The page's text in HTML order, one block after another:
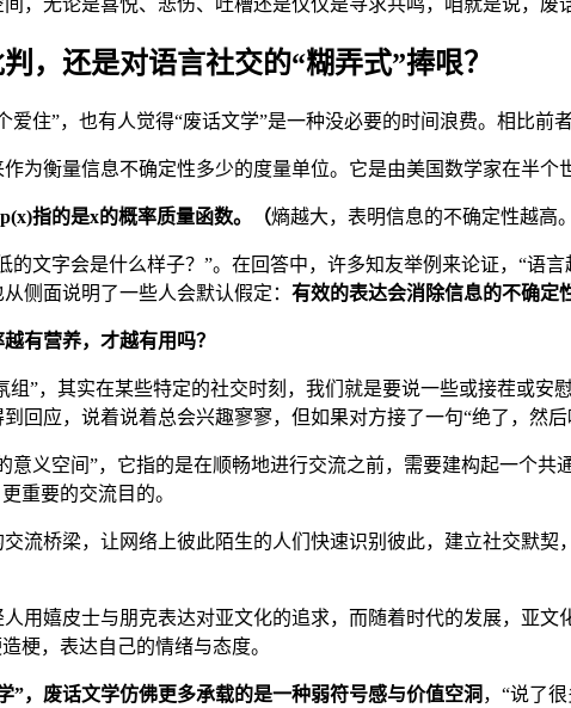
，还是对语言社交的“糊弄式”捧哏？
爱住”，也有人觉得“废话文学”是一种没必要的时间浪费。相比前
为衡量信息不确定性多少的度量单位。它是由美国数学家在半个
指的是x的概率质量函数。（熵越大，表明信息的不确定性越高。
的文字会是什么样子？”。在回答中，许多知友举例来论证，“语
侧面说明了一些人会默认假定： 有效的表达会消除信息的不确定
有营养，才越有用吗？
组”，其实在某些特定的社交时刻，我们就是要说一些或接茬或
回应，说着说着总会兴趣寥寥，但如果对方接了一句“绝了，然后
意义空间”，它指的是在顺畅地进行交流之前，需要建构起一个
重要的交流目的。
流桥梁，让网络上彼此陌生的人们快速识别彼此，建立社交默
人用嬉皮士与朋克表达对亚文化的追求，而随着时代的发展，亚
梗，表达自己的情绪与态度。
”，废话文学仿佛更多承载的是一种弱符号感与价值空洞 ，“说了